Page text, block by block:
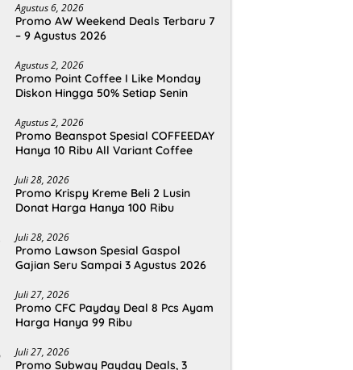
Agustus 6, 2026
Promo AW Weekend Deals Terbaru 7
– 9 Agustus 2026
Agustus 2, 2026
Promo Point Coffee I Like Monday
Diskon Hingga 50% Setiap Senin
Agustus 2, 2026
Promo Beanspot Spesial COFFEEDAY
Hanya 10 Ribu All Variant Coffee
Juli 28, 2026
Promo Krispy Kreme Beli 2 Lusin
Donat Harga Hanya 100 Ribu
Juli 28, 2026
Promo Lawson Spesial Gaspol
Gajian Seru Sampai 3 Agustus 2026
Juli 27, 2026
Promo CFC Payday Deal 8 Pcs Ayam
Harga Hanya 99 Ribu
Juli 27, 2026
Promo Subway Payday Deals, 3